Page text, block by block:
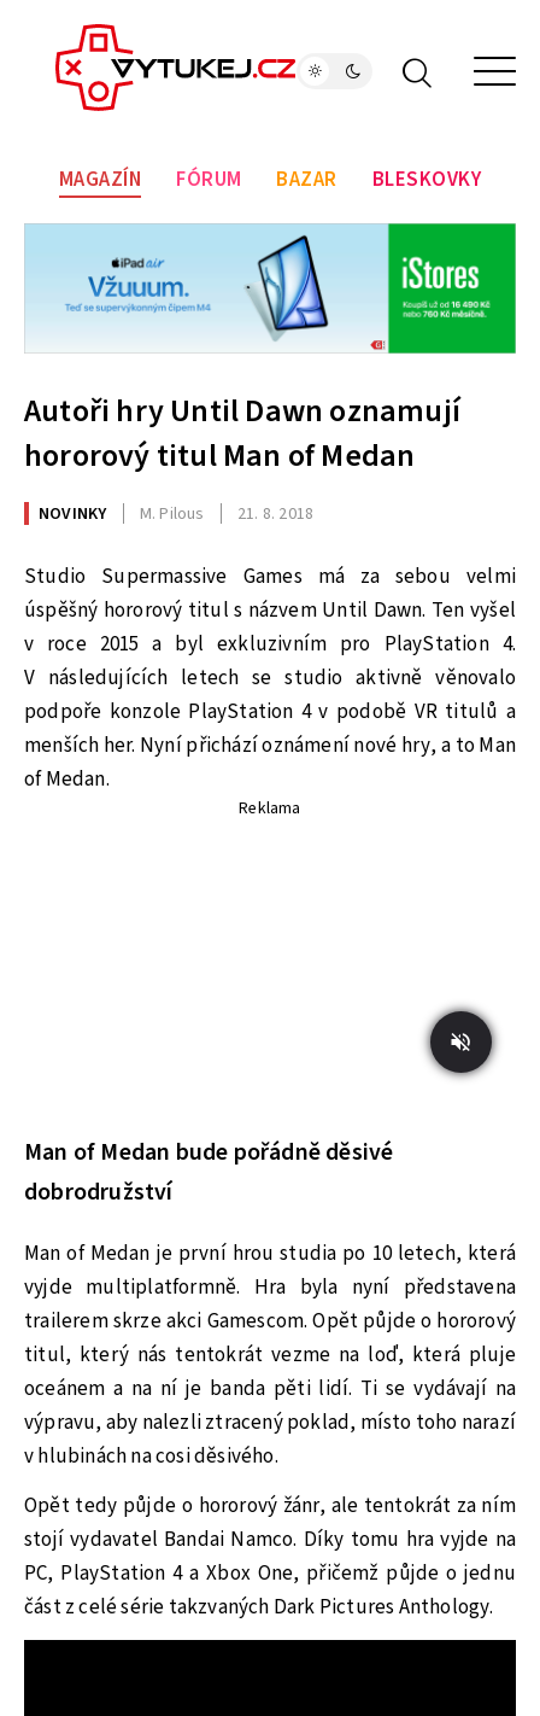
MAGAZÍN FÓRUM BAZAR BLESKOVKY
Autoři hry Until Dawn oznamují
hororový titul Man of Medan
NOVINKY M. Pilous 21. 8. 2018
Studio Supermassive Games má za sebou velmi
úspěšný hororový titul s názvem Until Dawn. Ten vyšel
v roce 2015 a byl exkluzivním pro PlayStation 4.
V následujících letech se studio aktivně věnovalo
podpoře konzole PlayStation 4 v podobě VR titulů a
menších her. Nyní přichází oznámení nové hry, a to Man
of Medan.
Reklama
Man of Medan bude pořádně děsivé
dobrodružství
Man of Medan je první hrou studia po 10 letech, která
vyjde multiplatformně. Hra byla nyní představena
trailerem skrze akci Gamescom. Opět půjde o hororový
titul, který nás tentokrát vezme na loď, která pluje
oceánem a na ní je banda pěti lidí. Ti se vydávají na
výpravu, aby nalezli ztracený poklad, místo toho narazí
v hlubinách na cosi děsivého.
Opět tedy půjde o hororový žánr, ale tentokrát za ním
stojí vydavatel Bandai Namco. Díky tomu hra vyjde na
PC, PlayStation 4 a Xbox One, přičemž půjde o jednu
část z celé série takzvaných Dark Pictures Anthology.